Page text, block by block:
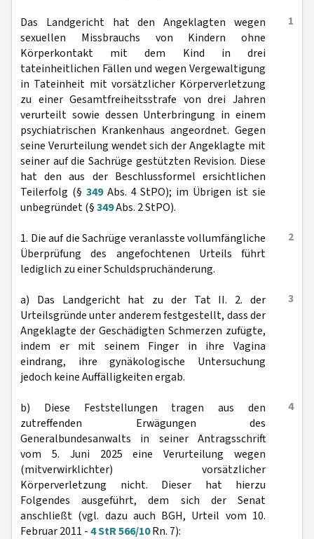
1
Das Landgericht hat den Angeklagten wegen
sexuellen Missbrauchs von Kindern ohne
Körperkontakt mit dem Kind in drei
tateinheitlichen Fällen und wegen Vergewaltigung
in Tateinheit mit vorsätzlicher Körperverletzung
zu einer Gesamtfreiheitsstrafe von drei Jahren
verurteilt sowie dessen Unterbringung in einem
psychiatrischen Krankenhaus angeordnet. Gegen
seine Verurteilung wendet sich der Angeklagte mit
seiner auf die Sachrüge gestützten Revision. Diese
hat den aus der Beschlussformel ersichtlichen
Teilerfolg (§ 349Abs. 4 StPO); im Übrigen ist sie
unbegründet (§349Abs. 2 StPO).
2
1. Die auf die Sachrüge veranlasste vollumfängliche
Überprüfung des angefochtenen Urteils führt
lediglich zu einer Schuldspruchänderung.
3
a) Das Landgericht hat zu der Tat II. 2. der
Urteilsgründe unter anderem festgestellt, dass der
Angeklagte der Geschädigten Schmerzen zufügte,
indem er mit seinem Finger in ihre Vagina
eindrang, ihre gynäkologische Untersuchung
jedoch keine Auffälligkeiten ergab.
4
b) Diese Feststellungen tragen aus den
zutreffenden Erwägungen des
Generalbundesanwalts in seiner Antragsschrift
vom 5. Juni 2025 eine Verurteilung wegen
(mitverwirklichter) vorsätzlicher
Körperverletzung nicht. Dieser hat hierzu
Folgendes ausgeführt, dem sich der Senat
anschließt (vgl. dazu auch BGH, Urteil vom 10.
Februar 2011 -4 StR 566/10Rn. 7):